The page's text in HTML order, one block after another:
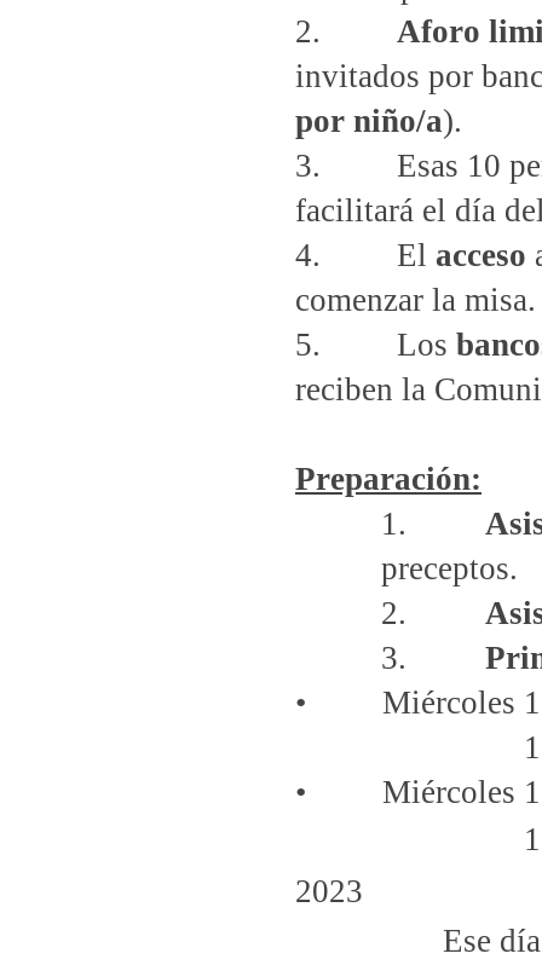
2. Aforo
invitados por
por niño/a).
3. Esas 10
facilitará el día
4. El acceso
comenzar la misa.
5. Los
reciben la
Preparación:
1.
preceptos.
2.
3.
• Miércoles 10
• Miércoles 17
2023
Ese